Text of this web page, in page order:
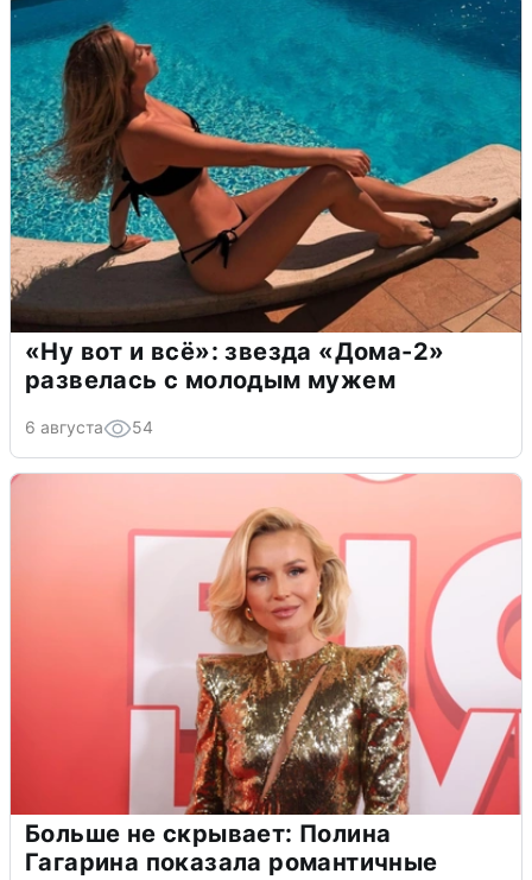
«Ну вот и всё»: звезда «Дома-2»
развелась с молодым мужем
6 августа 54
Больше не скрывает: Полина
Гагарина показала романтичные